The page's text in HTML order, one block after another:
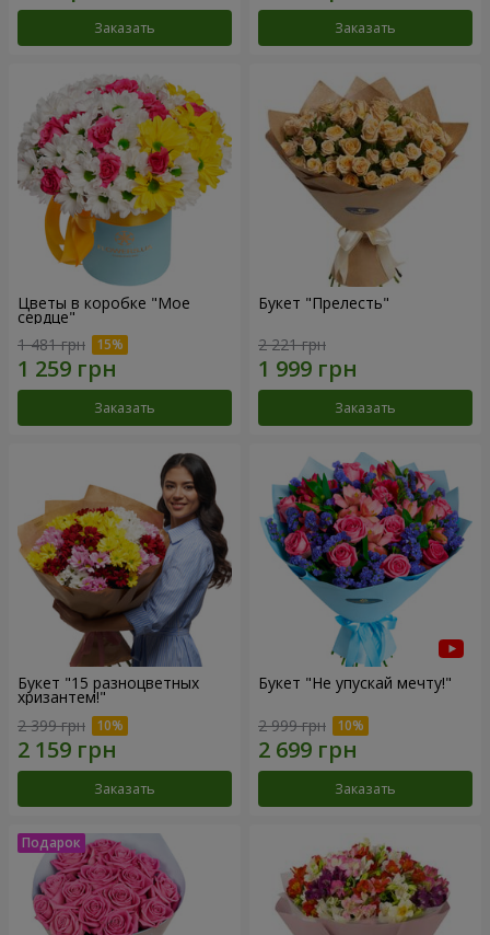
Заказать Заказать
Цветы в коробке "Мое
сердце"
1 481 грн
Заказать
Букет "Прелесть"
2 221 грн
Заказать
Букет "15 разноцветных
хризантем!"
2 399 грн
Заказать
Букет "Не упускай мечту!"
2 999 грн
Заказать